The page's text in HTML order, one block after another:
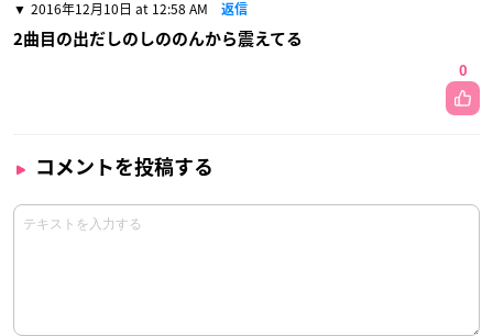
2016年12月10日 at 12:58 AM 返信
2曲目の出だしのしののんから震えてる
0
コメントを投稿する